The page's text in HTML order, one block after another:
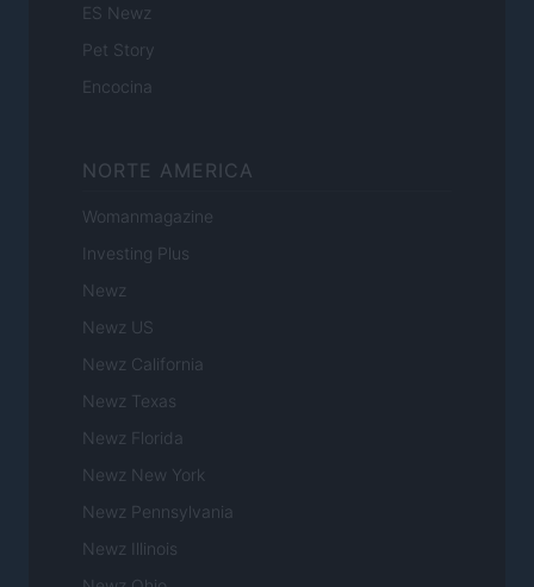
ES Newz
Pet Story
Encocina
NORTE AMERICA
Womanmagazine
Investing Plus
Newz
Newz US
Newz California
Newz Texas
Newz Florida
Newz New York
Newz Pennsylvania
Newz Illinois